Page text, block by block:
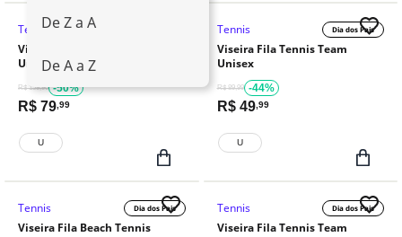
De Z a A
De A a Z
Tennis
Viseira Fila Beach Tennis
Unisex
R$ 159,90 -50%
R$ 79 ,99
U
Tennis Dia dos Pais
Viseira Fila Tennis Team
Unisex
R$ 89,99 -44%
R$ 49,99
U
Tennis Dia dos Pais
Viseira Fila Beach Tennis
Tennis Dia dos Pais
Viseira Fila Tennis Team